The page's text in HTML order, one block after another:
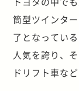
筒型ツインタ
了となってい
人気を誇り、
ドリフト車な